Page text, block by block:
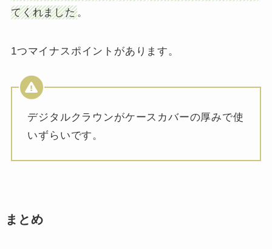
てくれました。
1つマイナスポイントがあります。
デジタルクラウンがケースカバーの厚みで使
いずらいです。
まとめ